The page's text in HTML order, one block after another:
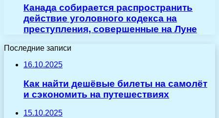
Канада собирается распространить
действие уголовного кодекса на
преступления, совершенные на Луне
Последние записи
16.10.2025
Как найти дешёвые билеты на самолёт
и сэкономить на путешествиях
15.10.2025